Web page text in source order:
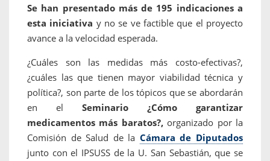
Se han presentado más de 195 indicaciones a
esta iniciativa y no se ve factible que el proyecto
avance a la velocidad esperada.
¿Cuáles son las medidas más costo-efectivas?,
¿cuáles las que tienen mayor viabilidad técnica y
política?, son parte de los tópicos que se abordarán
en el Seminario ¿Cómo garantizar
medicamentos más baratos?,organizado por la
Comisión de Salud de la Cámara de Diputados
junto con el IPSUSS de la U. San Sebastián, que se